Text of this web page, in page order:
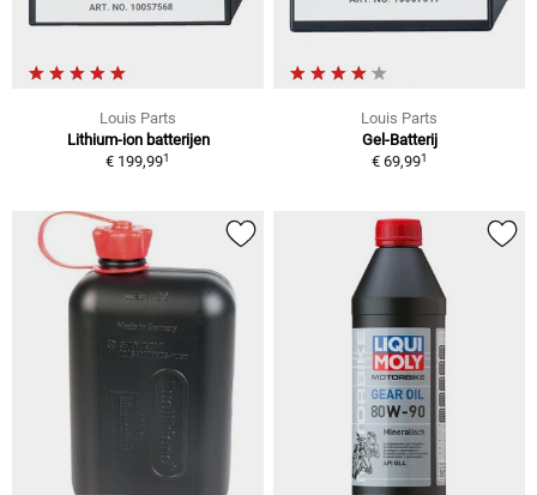
Louis Parts
Lithium-ion batterijen
€ 199,991
Louis Parts
Gel-Batterij
€ 69,991